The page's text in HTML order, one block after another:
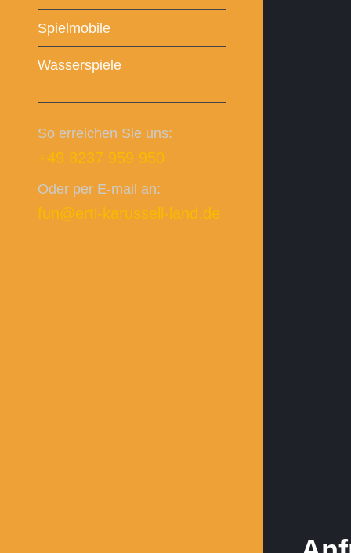
Spielmobile
Wasserspiele
So erreichen Sie uns:
+49 8237 959 950
Oder per E-mail an:
fun@ertl-karussell-land.de